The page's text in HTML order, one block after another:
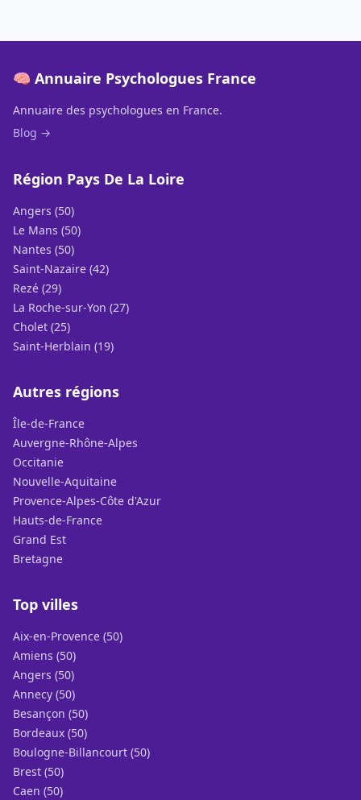
🧠 Annuaire Psychologues France
Annuaire des psychologues en France.
Blog →
Région Pays De La Loire
Angers (50)
Le Mans (50)
Nantes (50)
Saint-Nazaire (42)
Rezé (29)
La Roche-sur-Yon (27)
Cholet (25)
Saint-Herblain (19)
Autres régions
Île-de-France
Auvergne-Rhône-Alpes
Occitanie
Nouvelle-Aquitaine
Provence-Alpes-Côte d'Azur
Hauts-de-France
Grand Est
Bretagne
Top villes
Aix-en-Provence (50)
Amiens (50)
Angers (50)
Annecy (50)
Besançon (50)
Bordeaux (50)
Boulogne-Billancourt (50)
Brest (50)
Caen (50)